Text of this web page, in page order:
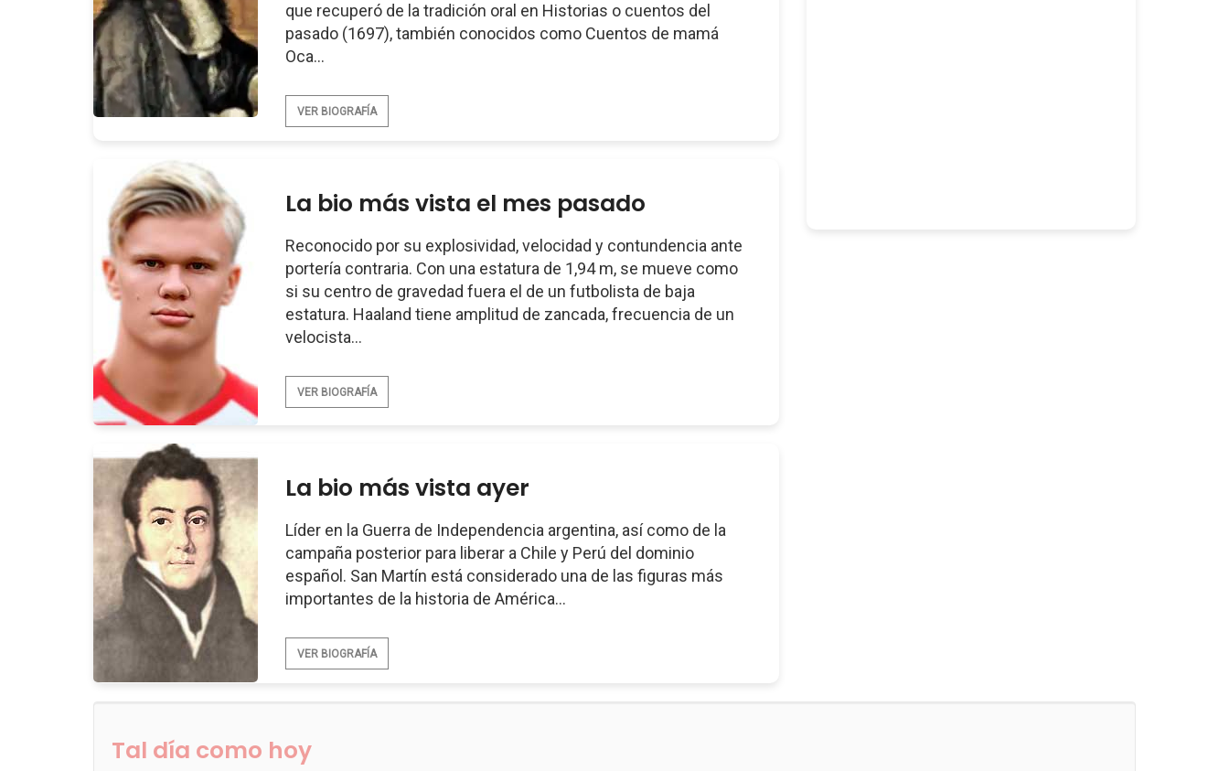
que recuperó de la tradición oral en Historias o cuentos del
pasado (1697), también conocidos como Cuentos de mamá
Oca...
VER BIOGRAFÍA
La bio más vista el mes pasado
Reconocido por su explosividad, velocidad y contundencia ante
portería contraria. Con una estatura de 1,94 m, se mueve como
si su centro de gravedad fuera el de un futbolista de baja
estatura. Haaland tiene amplitud de zancada, frecuencia de un
velocista...
VER BIOGRAFÍA
La bio más vista ayer
Líder en la Guerra de Independencia argentina, así como de la
campaña posterior para liberar a Chile y Perú del dominio
español. San Martín está considerado una de las figuras más
importantes de la historia de América...
VER BIOGRAFÍA
Tal día como hoy